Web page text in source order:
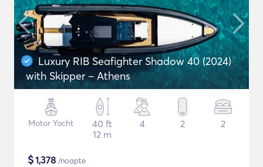
Luxury RIB Seafighter Shadow 40 (2024)
with Skipper – Athens
Motor Yacht
40 ft
12 m
4 2 2
$1,378 /noapte